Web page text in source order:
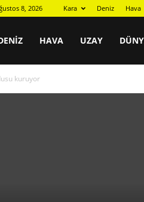
8, 2026 Kara Deniz Hava
HAVA UZAY
kuruyor